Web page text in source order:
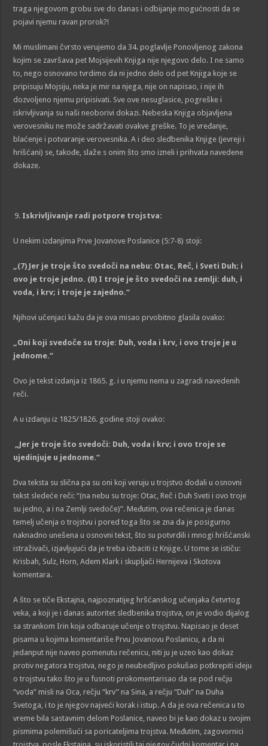
traga njegovom grobu sve do danas i odbijanje mogućnosti da se
pojavi njemu ravan prorok?!
Mi muslimani čvrsto verujemo da 34. poglavlje Ponovljenog zakona
kojim se završava pet Mojsijevih Knjiga nije njegovo delo. I ne samo
to, nego osnovano tvrdimo da ni jedno delo od pet Knjiga koje se
pripisuju Mojsiju, neka je mir na njega, nije on napisao, i nije ih
dozvoljeno njemu pripisivati. Sve ove nesuglasice, pogreške i
iskrivljivanja su naši neoborivi dokazi. Nebeska Knjiga objavljena
verovesniku ne može sadržavati ovakve greške. To je vređanje,
blaćenje i potvaranje verovesnika. A i deo sledbenika Knjige (jevreji i
hrišćani) se, takođe, slaže s onim što smo izneli i prihvata navedene
dokaze.
Iskrivljivanje radi potpore trojstva:
U nekim izdanjima Prve Jovanove Poslanice (5:7-8) stoji:
„(7) Jer je troje što svedoči na nebu: Otac, Reč, i Sveti Duh; i
ovo je troje jedno. (8) I troje je što svedoči na zemlji: duh, i
voda, i krv; i troje je zajedno.“
Njihovi učenjaci kažu da je ova misao prvobitno glasila ovako:
„Oni koji svedoče su troje: Duh, voda i krv, i ovo troje je u
jednome.“
Ovo je tekst izdanja iz 1865. g. i u njemu nema u zagradi navedenih
reči.
A u izdanju iz 1825/1826. godine stoji ovako:
„Jer je troješto svedoči: Duh, voda i krv; i ovo troje se
ujedinjuje u jednome.“
Dva teksta su slična pa su oni koji veruju u trojstvo dodali u osnovni
tekst sledeće reči: “(na nebu su troje: Otac, Reč i Duh Sveti i ovo troje
su jedno, a i na Zemlji svedoče)”. Međutim, ova rečenica je danas
temelj učenja o trojstvu i pored toga što se zna da je posigurno
naknadno unešena u osnovni tekst, što su potvrdili i mnogi hrišćanski
istraživači, izjavljujući da je treba izbaciti iz Knjige. U tome se ističu:
Krisbah, Sulz, Horn, Adem Klark i skupljači Hernijeva i Skotova
komentara.
A što se tiče Ekstajna, najpoznatijeg hršćanskog učenjaka četvrtog
veka, a koji je i danas autoritet sledbenika trojstva, on je vodio dijalog
sa strankom Irin koja odbacuje učenje o trojstvu. Napisao je deset
pisama u kojima komentariše Prvu Jovanovu Poslanicu, a da ni
jedanput nije naveo pomenutu rečenicu, niti ju je uzeo kao dokaz
protiv negatora trojstva, nego je neubedljivo pokušao potkrepiti ideju
o trojstvu tako što je u fusnoti prokomentarisao da se pod rečju
“voda” misli na Oca, rečju “krv” na Sina, a rečju “Duh” na Duha
Svetoga, i to je njegov najveći korak i istup. A da je ova rečenica u to
vreme bila sastavnim delom Poslanice, naveo bi je kao dokaz u svojim
pismima polemišući sa poricateljima trojstva. Međutim, zagovornici